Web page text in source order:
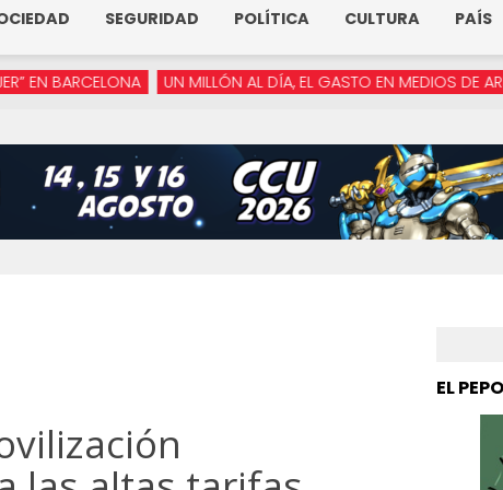
SEGURIDAD POLÍTICA CULTURA PAÍS
UN MILLÓN AL DÍA, EL GASTO EN MEDIOS DE ARMENTA “YA
EL PEPO